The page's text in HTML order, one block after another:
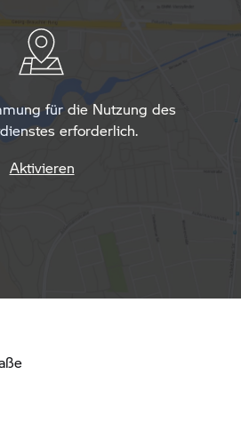
für die Nutzung des
erforderlich.
Aktivieren